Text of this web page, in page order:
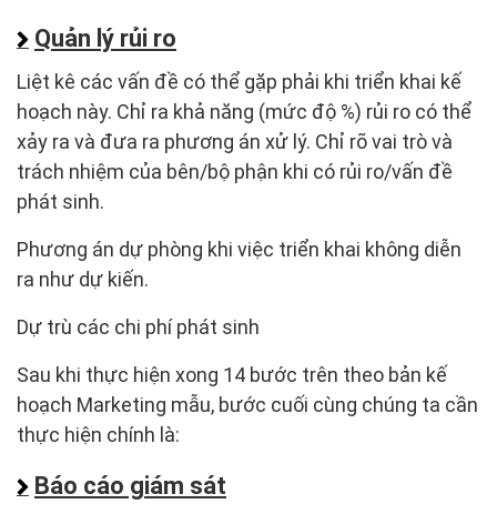
Quản lý rủi ro
Liệt kê các vấn đề có thể gặp phải khi triển khai kế
hoạch này. Chỉ ra khả năng (mức độ %) rủi ro có thể
xảy ra và đưa ra phương án xử lý. Chỉ rõ vai trò và
trách nhiệm của bên/bộ phận khi có rủi ro/vấn đề
phát sinh.
Phương án dự phòng khi việc triển khai không diễn
ra như dự kiến.
Dự trù các chi phí phát sinh
Sau khi thực hiện xong 14 bước trên theo bản kế
hoạch Marketing mẫu, bước cuối cùng chúng ta cần
thực hiện chính là:
Báo cáo giám sát